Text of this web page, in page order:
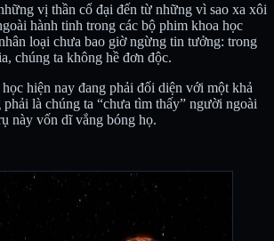
vị thần cổ đại đến từ những vì sao xa xôi
hành tinh trong các bộ phim khoa học
loại chưa bao giờ ngừng tin tưởng: trong
chúng ta không hề đơn độc.
hiện nay đang phải đối diện với một khả
là chúng ta “chưa tìm thấy” người ngoài
này vốn dĩ vắng bóng họ.